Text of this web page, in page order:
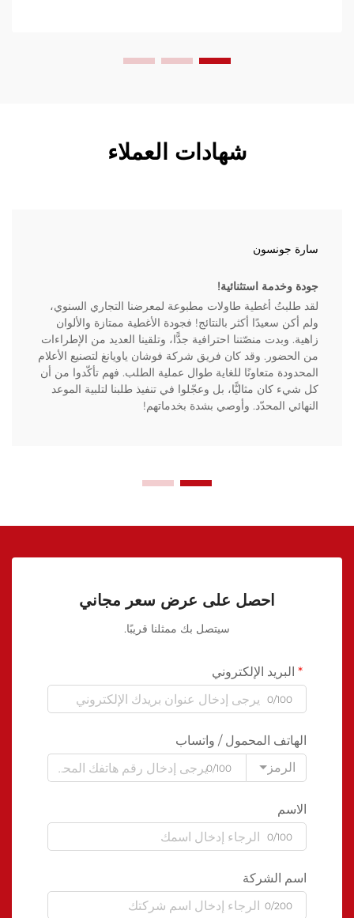
شهادات العملاء
سارة جونسون
جودة وخدمة استثنائية!
لقد طلبتُ أغطية طاولات مطبوعة لمعرضنا التجاري السنوي،
ولم أكن سعيدًا أكثر بالنتائج! فجودة الأغطية ممتازة والألوان
زاهية. وبدت منصّتنا احترافية جدًّا، وتلقينا العديد من الإطراءات
من الحضور. وقد كان فريق شركة فوشان ياويانغ لتصنيع الأعلام
المحدودة متعاونًا للغاية طوال عملية الطلب. فهم تأكّدوا من أن
كل شيء كان مثاليًّا، بل وعجّلوا في تنفيذ طلبنا لتلبية الموعد
النهائي المحدّد. وأوصي بشدة بخدماتهم!
احصل على عرض سعر مجاني
سيتصل بك ممثلنا قريبًا.
البريد الإلكتروني
0/100
الهاتف المحمول / واتساب
الرمز
0/100
الاسم
0/100
اسم الشركة
0/200